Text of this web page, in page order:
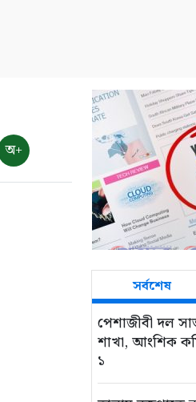
অ+
সর্বশেষ
পেশাজীবী দল
শাখা, আংশিক
১